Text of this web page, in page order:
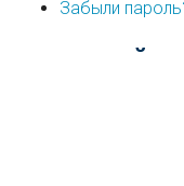
Забыли
...или